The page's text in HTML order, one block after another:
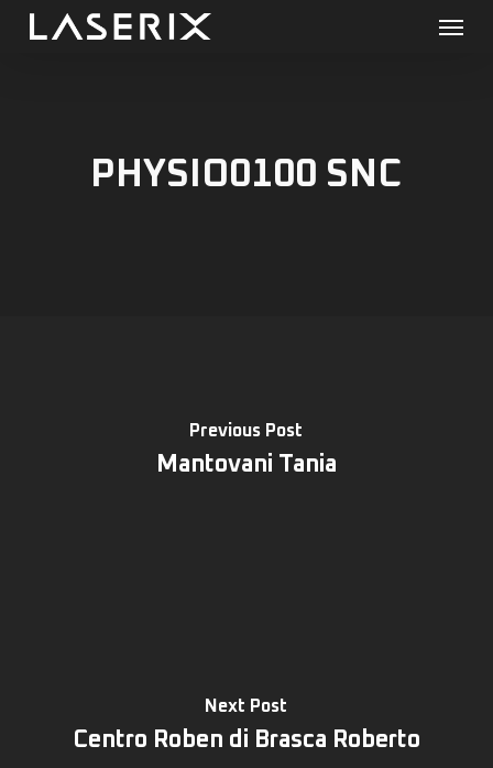
Skip
Menu
PHYSIO0100 SNC
Previous Post
Mantovani Tania
Next Post
Centro Roben di Brasca Roberto